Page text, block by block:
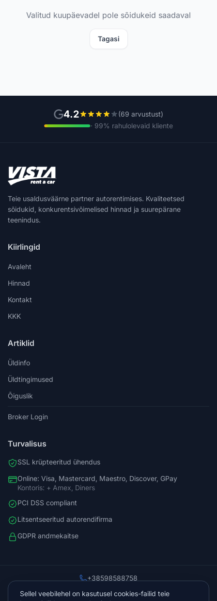
Valitud kuupäevadel pole sõidukeid saadaval
Tagasi
4.2
(69 arvustust)
· 99% rahulolevaid kliente
Teie usaldusväärne partner autorentimises. Kvaliteetsed
sõidukid, konkurentsivõimelised hinnad ja suurepärane
teenindus.
Kiirlingid
Avaleht
Hinnad
Kontakt
KKK
Artiklid
Üldinfo
Üldtingimused
Õiguslik
Broker Login
Turvalisus
SSL krüpteeritud ühendus
Online: Visa, Mastercard, Maestro, Discover, GPay
Kontoris: + Amex, Diners
PCI DSS compliant
Litsentseeritud autorendifirma
GDPR andmekaitse
+38598588758
Planinarski put 9, Veliko Brdo, Makarska
Sellel veebilehel on kasutusel cookies-failid teie